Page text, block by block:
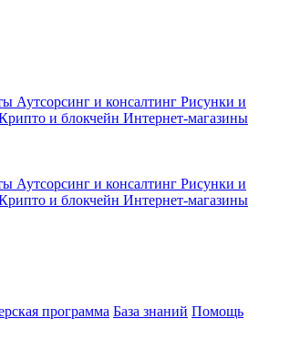
Аутсорсинг и консалтинг Рисунки и
и блокчейн Интернет-магазины
Аутсорсинг и консалтинг Рисунки и
и блокчейн Интернет-магазины
программа База знаний Помощь